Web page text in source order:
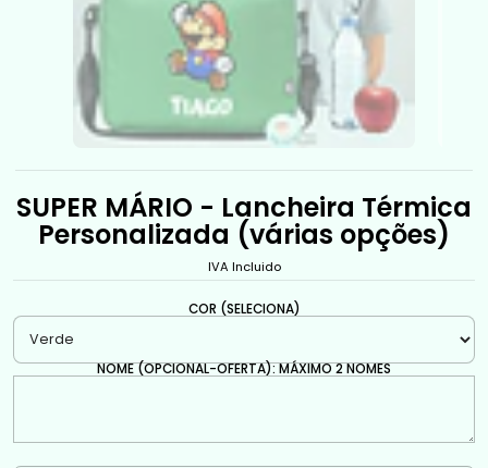
SUPER MÁRIO - Lancheira Térmica
Personalizada (várias opções)
IVA Incluido
COR (SELECIONA)
NOME (OPCIONAL-OFERTA): MÁXIMO 2 NOMES